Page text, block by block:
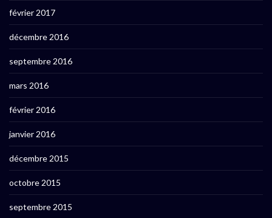
février 2017
décembre 2016
septembre 2016
mars 2016
février 2016
janvier 2016
décembre 2015
octobre 2015
septembre 2015